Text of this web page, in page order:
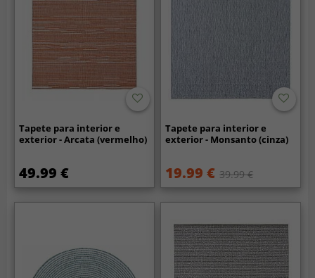
Tapete para interior e
exterior - Arcata (vermelho)
49.99 €
Tapete para interior e
exterior - Monsanto (cinza)
19.99 € 39.99 €